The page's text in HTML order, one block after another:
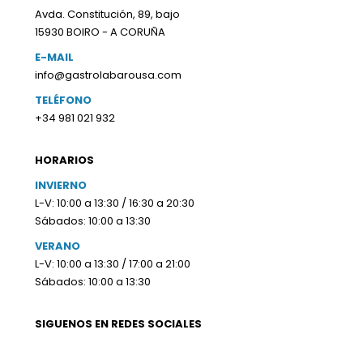
Avda. Constitución, 89, bajo
15930 BOIRO - A CORUÑA
E-MAIL
info@gastrolabarousa.com
TELÉFONO
+34 981 021 932
HORARIOS
INVIERNO
L-V: 10:00 a 13:30 / 16:30 a 20:30
Sábados: 10:00 a 13:30
VERANO
L-V: 10:00 a 13:30 / 17:00 a 21:00
Sábados: 10:00 a 13:30
SIGUENOS EN REDES SOCIALES